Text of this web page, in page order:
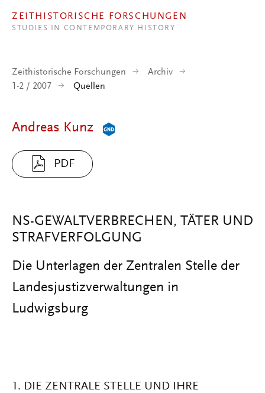
ZEITHISTORISCHE FORSCHUNGEN
STUDIES IN CONTEMPORARY HISTORY
Zeithistorische Forschungen
Archiv
1-2 / 2007
Quellen
Andreas Kunz
PDF
NS-GEWALTVERBRECHEN, TÄTER UND
STRAFVERFOLGUNG
Die Unterlagen der Zentralen Stelle der
Landesjustizverwaltungen in
Ludwigsburg
1. DIE ZENTRALE STELLE UND IHRE